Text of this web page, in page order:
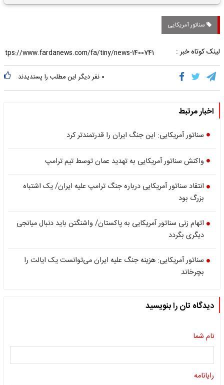
تاریخی واریز خواهد شد؟
سناتور آمریکایی
لینک کوتاه خبر :
۰ نفر دیگر این مطلب را پسندیدند
اخبار مرتبط
سناتور آمریکایی: این جنگ ایران را قدرتمندتر کرد
واکنش سناتور آمریکایی به تهدید عمان توسط تیم ترامپ
انتقاد سناتور آمریکایی درباره جنگ ترامپ علیه ایران/ یک اشتباه
بزرگ بود
اتهام زنی سناتور آمریکایی به پاکستان/ واشنگتن باید دنبال میانجی
دیگری بگردد
سناتور آمریکایی: هزینه جنگ علیه ایران می‌توانست یک ایالت را
بچرخاند
دیدگاه تان را بنویسید
نام شما
رایانامه